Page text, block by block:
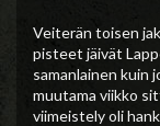
Veiterän toisen
pisteet jäivät
samanlainen kuin
muutama viikko
viimeistely oli